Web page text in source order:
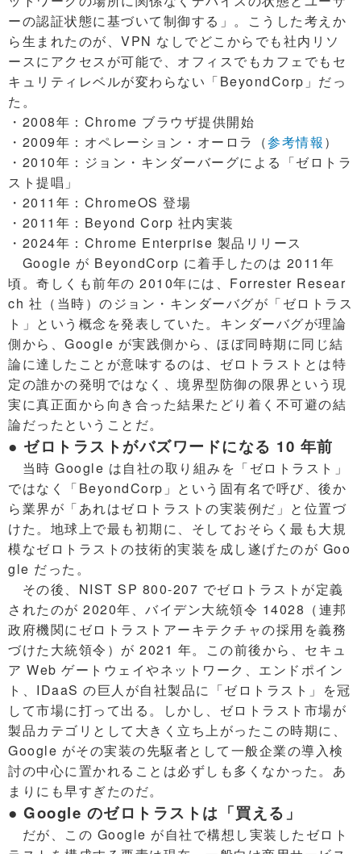
ーの認証状態に基づいて制御する」。こうした考えか
ら生まれたのが、VPN なしでどこからでも社内リソ
ースにアクセスが可能で、オフィスでもカフェでもセ
キュリティレベルが変わらない「BeyondCorp」だっ
た。
・2008年：Chrome ブラウザ提供開始
・2009年：オペレーション・オーロラ（参考情報 ）
・2010年：ジョン・キンダーバーグによる「ゼロトラ
スト提唱」
・2011年：ChromeOS 登場
・2011年：Beyond Corp 社内実装
・2024年：Chrome Enterprise 製品リリース
Google が BeyondCorp に着手したのは 2011年
頃。奇しくも前年の 2010年には、Forrester Resear
ch 社（当時）のジョン・キンダーバグが「ゼロトラス
ト」という概念を発表していた。キンダーバグが理論
側から、Google が実践側から、ほぼ同時期に同じ結
論に達したことが意味するのは、ゼロトラストとは特
定の誰かの発明ではなく、境界型防御の限界という現
実に真正面から向き合った結果たどり着く不可避の結
論だったということだ。
● ゼロトラストがバズワードになる 10 年前
当時 Google は自社の取り組みを「ゼロトラスト」
ではなく「BeyondCorp」という固有名で呼び、後か
ら業界が「あれはゼロトラストの実装例だ」と位置づ
けた。地球上で最も初期に、そしておそらく最も大規
模なゼロトラストの技術的実装を成し遂げたのが Goo
gle だった。
その後、NIST SP 800-207 でゼロトラストが定義
されたのが 2020年、バイデン大統領令 14028（連邦
政府機関にゼロトラストアーキテクチャの採用を義務
づけた大統領令）が 2021 年。この前後から、セキュ
ア Web ゲートウェイやネットワーク、エンドポイン
ト、IDaaS の巨人が自社製品に「ゼロトラスト」を冠
して市場に打って出る。しかし、ゼロトラスト市場が
製品カテゴリとして大きく立ち上がったこの時期に、
Google がその実装の先駆者として一般企業の導入検
討の中心に置かれることは必ずしも多くなかった。あ
まりにも早すぎたのだ。
● Google のゼロトラストは「買える」
だが、この Google が自社で構想し実装したゼロト